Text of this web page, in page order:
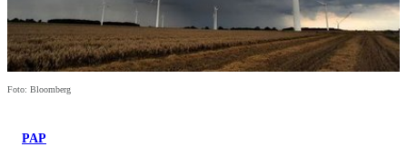
Foto: Bloomberg
PAP